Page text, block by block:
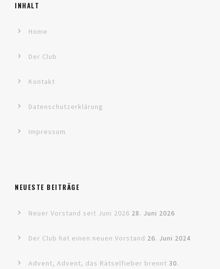
INHALT
Home
Der Club
Kontakt
Datenschutzerklärung
Impressum
NEUESTE BEITRÄGE
Neuer Vorstand seit Juni 2026 28. Juni 2026
Der Club hat einen neuen Vorstand 26. Juni 2024
Advent, Advent, das Rätselfieber brennt 30.